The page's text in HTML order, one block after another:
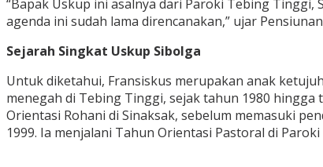
“Bapak Uskup ini asalnya dari Paroki Tebing Tinggi,
agenda ini sudah lama direncanakan,” ujar
Sejarah Singkat Uskup Sibolga
Untuk diketahui, Fransiskus merupakan anak
menegah di Tebing Tinggi, sejak tahun 1980 hingga
Orientasi Rohani di Sinaksak, sebelum memasuki
1999. Ia menjalani Tahun Orientasi Pastoral di